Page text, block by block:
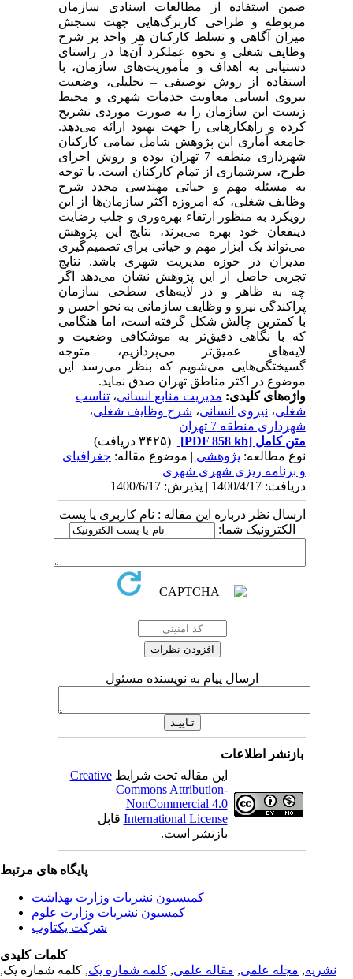
ضمن استفاده از مطالعات اسنادی سازمان
مربوطه و طراحی کاربرگ‌هایی جهت سنجش
میزان آگاهی و تسلط کارکنان هر واحد بر شرح
وظایف شغلی و نحوه عملکرد آن‌ها در راستای
دستیابی به اهداف و مأموریت‌های سازمان، با
استفاده از روش توصیفی – تحلیلی، وضعیت
نیروی انسانی معاونت خدمات شهری و محیط
زیست این سازمان را به صورت موردی تشریح
کرده و راهکارهایی را جهت بهبود ارائه می‌دهد.
جامعه آماری این پژوهش شامل تمامی کارکنان
شهرداری منطقه 7 تهران بوده و روش اجرای
طرح، سرشماری از تمام کارکنان است. با توجه
به مسئله مهم و حیاتی مهندسی مجدد شرح
وظایف شغلی، که امروزه اکثر سازمان‌ها از این
رویکرد به منظور ارتقاء بهره‌وری و جلب رضایت
ذینفعان خود بهره می‌برند، نتایج این پژوهش
می‌تواند یک ابزار مهم و حیاتی برای تصمیم‌گیری
مدیران در حوزه مدیریت شهری باشد. نتایج
تجربی حاصل از این پژوهش نشان می‌دهد اگر
چه به ظاهر و در لایه‌های سطحی سازمان
پراکندگی نیرو و وظایف سازمانی به نحو احسن و
با کمترین چالش شکل گرفته است‌، اما هنگامی
که با نگاهی دقیق‌تر به موشکافی وضعیت و
لایه‌های عمیق‌تر می‌پردازیم، متوجه
گسیختگی‌هایی می‌شویم که بنظر می‌رسد این
موضوع در اکثر مناطق تهران صدق نماید.
واژه‌های کلیدی: مدیریت منابع انسانی،تناسب
شغلی، نیروی انسانی، شرح وظایف شغلی،
شهرداری منطقه 7 تهران
متن کامل [PDF 858 kb]
(۳۴۲۵ دریافت)
نوع مطالعه: پژوهشي | موضوع مقاله: جغرافیای
و برنامه ریزی شهری شهری
دریافت: 1400/4/17 | پذیرش: 1400/6/17
ارسال نظر درباره این مقاله : نام کاربری یا پست
الکترونیک شما:
ارسال پیام به نویسنده مسئول
بازنشر اطلاعات
این مقاله تحت شرایطCreative
Commons Attribution-
NonCommercial 4.0
International License قابل
بازنشر است.
پایگاه های مرتبط
کمیسیون نشریات وزارت بهداشت
کمسیون نشریات وزارت علوم
شرکت یکتاوب
کلمات کلیدی
نشریه, مجله علمی, مقاله علمی, کلمه شماره یک, کلمه شماره یک,